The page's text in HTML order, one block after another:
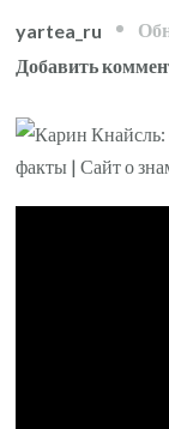
yartea_ru
Добавить